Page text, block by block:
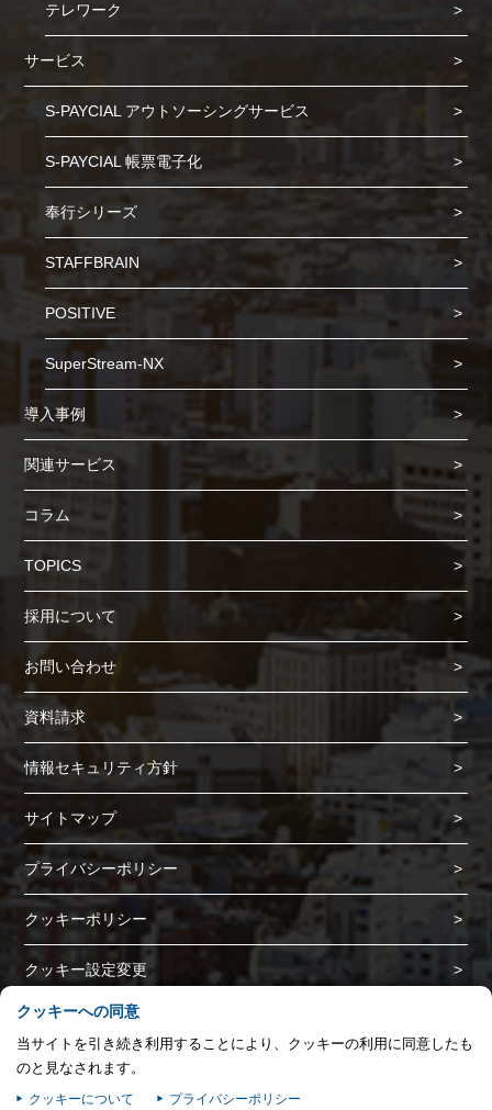
テレワーク
サービス
S-PAYCIAL アウトソーシングサービス
S-PAYCIAL 帳票電子化
奉行シリーズ
STAFFBRAIN
POSITIVE
SuperStream-NX
導入事例
関連サービス
コラム
TOPICS
採用について
お問い合わせ
資料請求
情報セキュリティ方針
サイトマップ
プライバシーポリシー
クッキーポリシー
クッキー設定変更
クッキーへの同意
当サイトを引き続き利用することにより、クッキーの利用に同意したも
のと見なされます。
クッキーについて プライバシーポリシー
プライバシー情報
プライバシー情報
お客様が当サイトを訪れると、ブラウザに情報が保存される、またはブラウ
ザに保存された情報が取得されることがあります。情報の主な保存先は
Cookie であり、対象となるのはサイト訪問者に関する情報、サイト訪問者
による設定、デバイス情報などです。これらの情報はサイトを正常に機能さ
せる目的を中心に使われます。個人を直接特定できる情報が保存されること
は通常ありませんが、Web サイトのパーソナライズに使われることはあり
ます。鈴与シンワートではプライバシーの権利を尊重しており、一部の
Cookie については有効化を拒否できるよう配慮しています。各カテゴリを
クリックすることで、それらの Cookie に関する詳細を確認し、当サイトに
おけるデフォルト設定を変更できます。ただし、一部の Cookie を無効化し
た場合、サイトの利用やサービスの利用に影響が出る可能性があります。
細情報
不可欠な Cookie
パフォーマンス Cookie
ターゲティング Cookie